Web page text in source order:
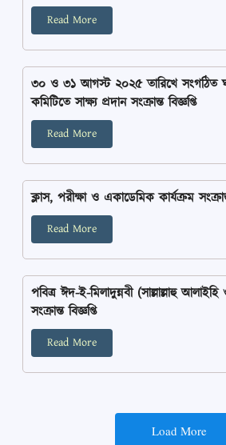
Read More
৩০ ও ৩১ আগস্ট ২০২৫ তারিখে সংগঠিত
কমিটিতে সাক্ষ্য প্রদান সংক্রান্ত বিজ্ঞপ্তি
Read More
ক্লাস, পরীক্ষা ও একাডেমিক কার্যক্রম
Read More
পবিত্র ঈদ-ই-মিলাদুন্নবী (সাল্লাল্লাহু
সংক্রান্ত বিজ্ঞপ্তি
Read More
Load More